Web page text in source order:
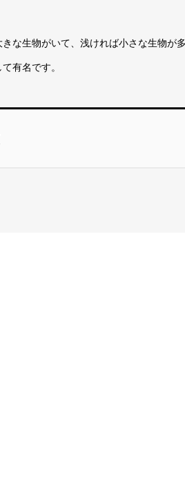
な生物がいて、浅ければ小さな生物が
有名です。